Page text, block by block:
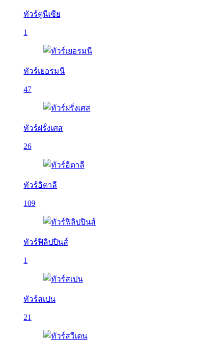
ทัวร์ตูนีเซีย
1
ทัวร์เยอรมนี
47
ทัวร์ฝรั่งเศส
26
ทัวร์อิตาลี
109
ทัวร์ฟิลิปปินส์
1
ทัวร์สเปน
21